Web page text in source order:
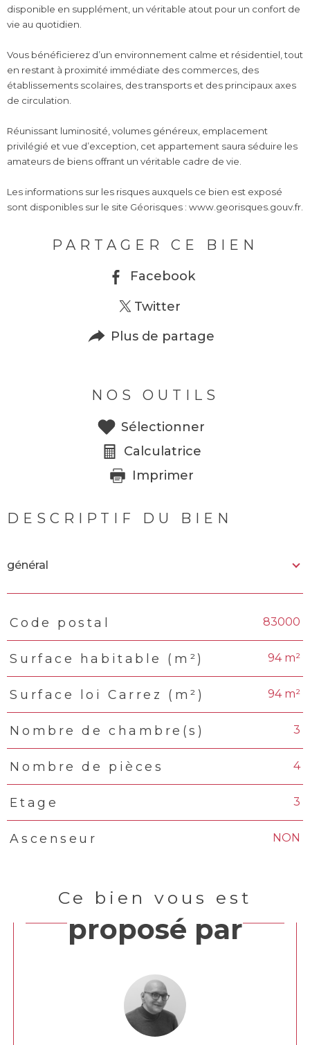
disponible en supplément, un véritable atout pour un confort de
vie au quotidien.
Vous bénéficierez d’un environnement calme et résidentiel, tout
en restant à proximité immédiate des commerces, des
établissements scolaires, des transports et des principaux axes
de circulation.
Réunissant luminosité, volumes généreux, emplacement
privilégié et vue d’exception, cet appartement saura séduire les
amateurs de biens offrant un véritable cadre de vie.
Les informations sur les risques auxquels ce bien est exposé
PARTAGER CE BIEN
Facebook
Twitter
Plus de partage
NOS OUTILS
Sélectionner
Calculatrice
Imprimer
DESCRIPTIF DU BIEN
général
TRAD_PAMPERO_Caracteristique
Code postal 83000
Surface habitable (m²) 94 m²
Surface loi Carrez (m²) 94 m²
Nombre de chambre(s) 3
Nombre de pièces 4
Etage 3
Ascenseur NON
Ce bien vous est
proposé par